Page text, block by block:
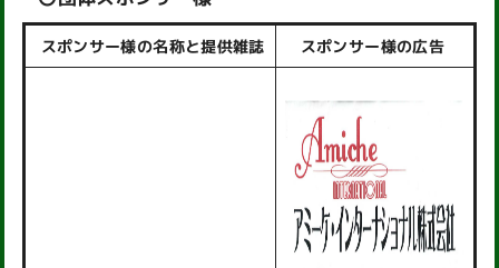
スポンサー様の名称と提供雑誌 スポンサー様の広告